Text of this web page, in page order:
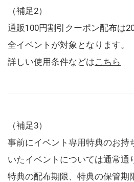
（補足2）
通販100円割引クーポン配布は
全イベントが対象となります。
詳しい使用条件などはこちら
（補足3）
事前にイベント専用特典のお持
いたイベントについては通常通
特典の配布期限、特典の保管期